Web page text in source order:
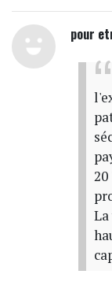
pour